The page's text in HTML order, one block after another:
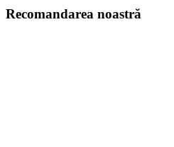
Recomandarea noastră